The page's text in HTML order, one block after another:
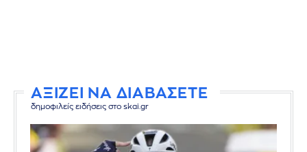
ΑΞΙΖΕΙ ΝΑ ΔΙΑΒΑΣΕΤΕ
δημοφιλείς ειδήσεις στο skai.gr